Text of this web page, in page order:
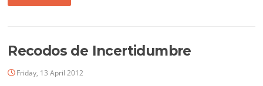
Recodos de Incertidumbre
Friday, 13 April 2012